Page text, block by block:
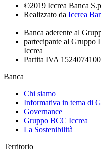
©2019 Iccrea Banca
Realizzato da Iccrea
Banca aderente al
partecipante al Gruppo
Iccrea
Partita IVA
Banca
Chi siamo
Informativa in tema di
Governance
Gruppo BCC Iccrea
La Sostenibilità
Territorio